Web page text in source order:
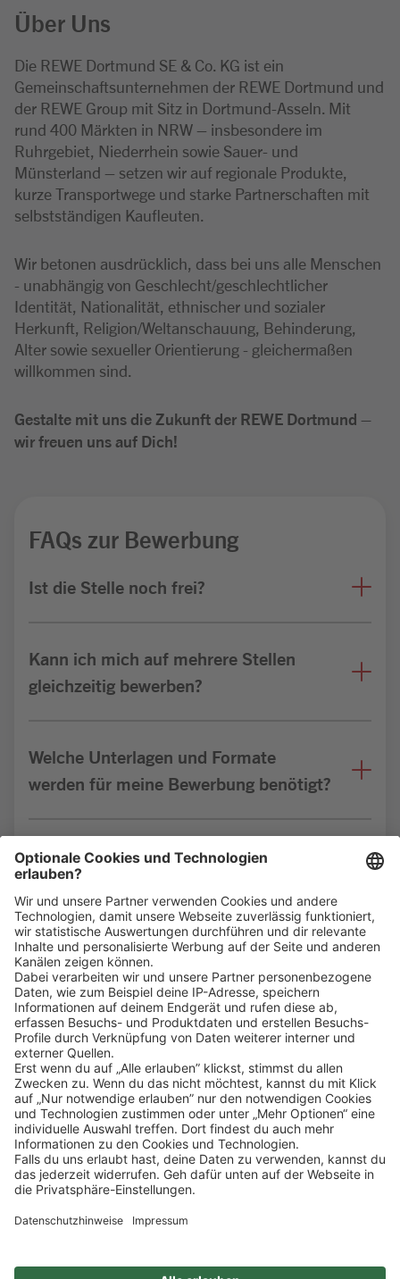
Über Uns
Die REWE Dortmund SE & Co. KG ist ein
Gemeinschaftsunternehmen der REWE Dortmund und
der REWE Group mit Sitz in Dortmund-Asseln. Mit
rund 400 Märkten in NRW – insbesondere im
Ruhrgebiet, Niederrhein sowie Sauer- und
Münsterland – setzen wir auf regionale Produkte,
kurze Transportwege und starke Partnerschaften mit
selbstständigen Kaufleuten.
Wir betonen ausdrücklich, dass bei uns alle Menschen
- unabhängig von Geschlecht/geschlechtlicher
Identität, Nationalität, ethnischer und sozialer
Herkunft, Religion/Weltanschauung, Behinderung,
Alter sowie sexueller Orientierung - gleichermaßen
willkommen sind.
Gestalte mit uns die Zukunft der REWE Dortmund –
wir freuen uns auf Dich!
FAQs zur Bewerbung
Ist die Stelle noch frei?
Kann ich mich auf mehrere Stellen
gleichzeitig bewerben?
Welche Unterlagen und Formate
werden für meine Bewerbung benötigt?
Bin ich für die Stelle geeignet?
Klickehier, um alle offenen Jobs zu sehen.
Impressum Datenschutz
Privatsphäre-Einstellungen
FAQ
Veranstaltungen
Sitemap